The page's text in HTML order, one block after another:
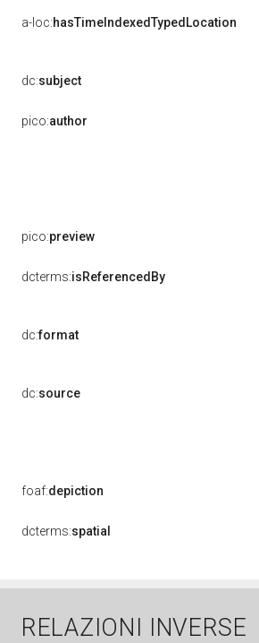
a-loc:hasTimeIndexedTypedLocation
dc:subject
pico:author
pico:preview
dcterms:isReferencedBy
dc:format
dc:source
foaf:depiction
dcterms:spatial
RELAZIONI INVERSE